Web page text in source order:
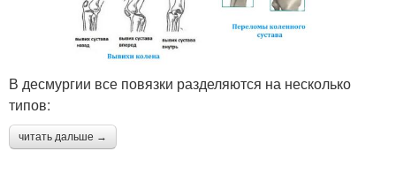
В десмургии все повязки разделяются на несколько
типов:
читать дальше →